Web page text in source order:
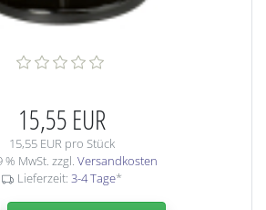
15,55 EUR
15,55 EUR pro Stück
% MwSt. zzgl. Versandkosten
Lieferzeit: 3-4 Tage*